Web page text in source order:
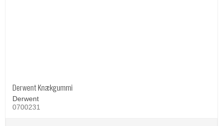
Derwent Knækgummi
Derwent
0700231